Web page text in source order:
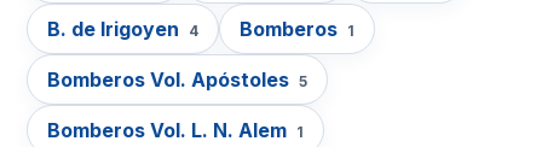
B. de Irigoyen 4 Bomberos 1
Bomberos Vol. Apóstoles 5
Bomberos Vol. L. N. Alem 1